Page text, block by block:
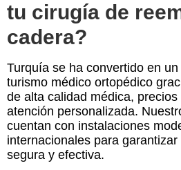
tu cirugía de
cadera?
Turquía se ha convertido en
turismo médico ortopédico
de alta calidad médica,
atención personalizada.
cuentan con instalaciones
internacionales para
segura y efectiva.